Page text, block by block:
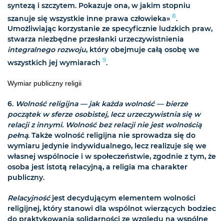
syntezą i szczytem. Pokazuje ona, w jakim stopniu
szanuje się wszystkie inne prawa człowieka» 8.
Umożliwiając korzystanie ze specyficznie ludzkich praw,
stwarza niezbędne przesłanki urzeczywistnienia
integralnego rozwoju, który obejmuje całą osobę we
wszystkich jej wymiarach 9.
Wymiar publiczny religii
6. Wolność religijna — jak każda wolność — bierze
początek w sferze osobistej, lecz urzeczywistnia się w
relacji z innymi. Wolność bez relacji nie jest wolnością
pełną. Także wolność religijna nie sprowadza się do
wymiaru jedynie indywidualnego, lecz realizuje się we
własnej wspólnocie i w społeczeństwie, zgodnie z tym, że
osoba jest istotą relacyjną, a religia ma charakter
publiczny.
Relacyjnośćjest decydującym elementem wolności
religijnej, który stanowi dla wspólnot wierzących bodziec
do praktykowania solidarności ze względu na wspólne